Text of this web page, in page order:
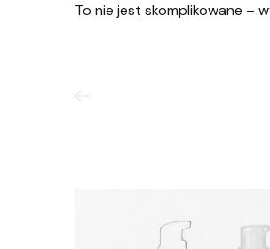
To nie jest skomplikowane –